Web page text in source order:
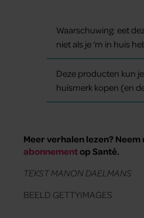
Waarschuwing: eet
niet als je ‘m in huis
Deze producten kun
huismerk kopen (en
Meer verhalen lezen? Neem
abonnementop Santé.
TEKST MANON DAELMANS
BEELD GETTYIMAGES